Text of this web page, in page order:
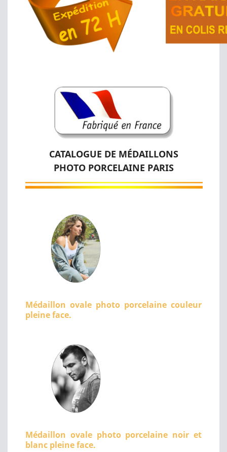
CATALOGUE DE MÉDAILLONS
PHOTO PORCELAINE PARIS
Médaillon ovale photo porcelaine couleur
pleine face.
Médaillon ovale photo porcelaine noir et
blanc pleine face.